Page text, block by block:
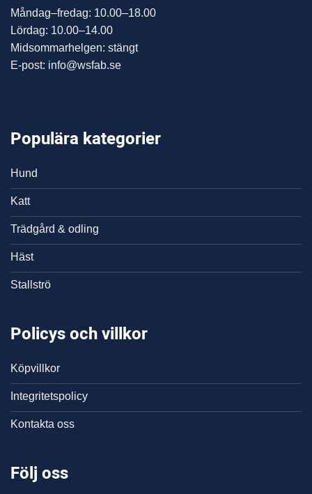
Måndag–fredag: 10.00–18.00
Lördag: 10.00–14.00
Midsommarhelgen: stängt
E-post: info@wsfab.se
Populära kategorier
Hund
Katt
Trädgård & odling
Häst
Stallströ
Policys och villkor
Köpvillkor
Integritetspolicy
Kontakta oss
Följ oss